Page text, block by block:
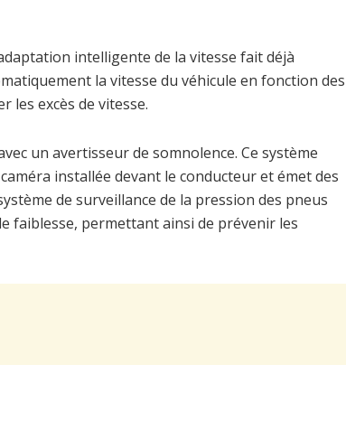
intelligente de la vitesse fait déjà
la vitesse du véhicule en fonction des
les excès de vitesse.
un avertisseur de somnolence. Ce système
installée devant le conducteur et émet des
de surveillance de la pression des pneus
faiblesse, permettant ainsi de prévenir les